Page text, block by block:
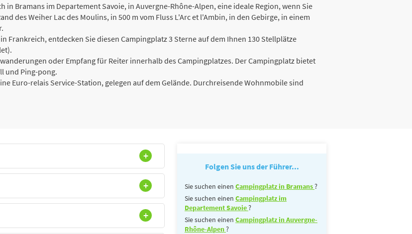
in Bramans im Departement Savoie, in Auvergne-Rhône-Alpen, eine ideale Region, wenn Sie
des Weiher Lac des Moulins, in 500 m vom Fluss L'Arc et l'Ambin, in den Gebirge, in einem
Frankreich, entdecken Sie diesen Campingplatz 3 Sterne auf dem Ihnen 130 Stellplätze
oder Empfang für Reiter innerhalb des Campingplatzes. Der Campingplatz bietet
und Ping-pong.
Euro-relais Service-Station, gelegen auf dem Gelände. Durchreisende Wohnmobile sind
Folgen Sie uns der Führer...
Sie suchen einen Campingplatz in Bramans?
Sie suchen einen Campingplatz im
Departement Savoie?
Sie suchen einen Campingplatz in Auvergne-
Rhône-Alpen?